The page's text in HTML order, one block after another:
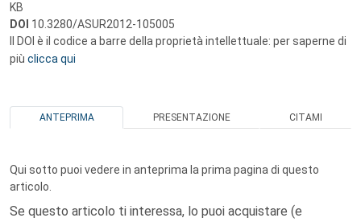
KB
DOI 10.3280/ASUR2012-105005
Il DOI è il codice a barre della proprietà intellettuale: per saperne di
più clicca qui
ANTEPRIMA PRESENTAZIONE CITAMI
Qui sotto puoi vedere in anteprima la prima pagina di questo
articolo.
Se questo articolo ti interessa, lo puoi acquistare (e